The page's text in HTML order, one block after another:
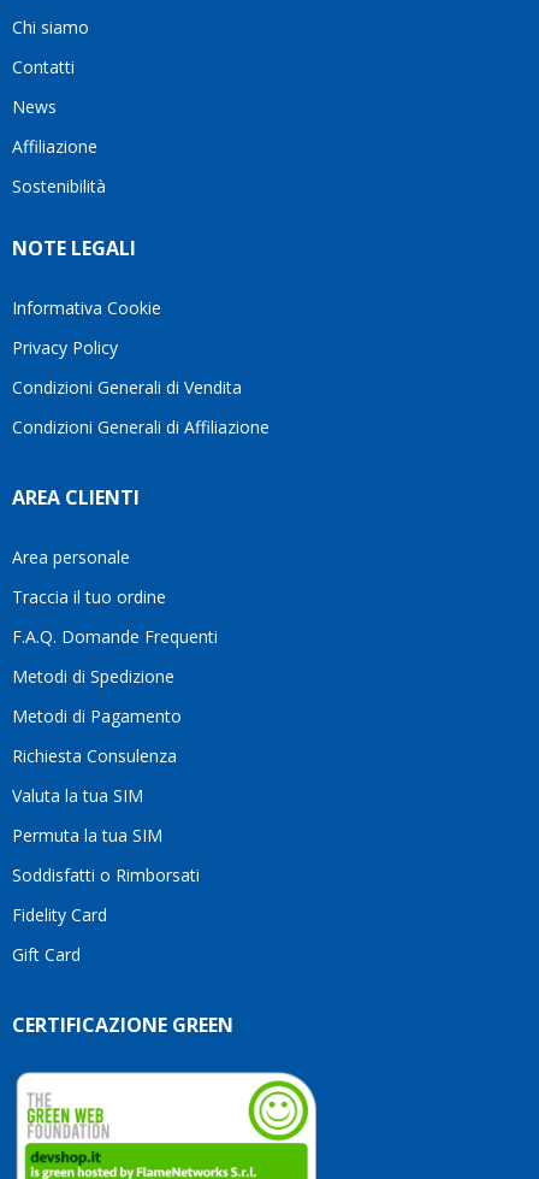
Chi siamo
Contatti
News
Affiliazione
Sostenibilità
NOTE LEGALI
Informativa Cookie
Privacy Policy
Condizioni Generali di Vendita
Condizioni Generali di Affiliazione
AREA CLIENTI
Area personale
Traccia il tuo ordine
F.A.Q. Domande Frequenti
Metodi di Spedizione
Metodi di Pagamento
Richiesta Consulenza
Valuta la tua SIM
Permuta la tua SIM
Soddisfatti o Rimborsati
Fidelity Card
Gift Card
CERTIFICAZIONE GREEN